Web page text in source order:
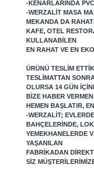
-KENARLARINDA
-WERZALIT MASA
MEKANDA DA
KAFE, OTEL
KULLANABILEN
EN RAHAT VE EN
ÜRÜNÜ TESLIM
TESLIMATTAN
OLURSA 14 GÜN
BIZE HABER
HEMEN BAŞLATIR,
-WERZALIT;
BAHÇELERINDE,
YEMEKHANELERDE
YAŞANILAN
FABRIKADAN
SIZ